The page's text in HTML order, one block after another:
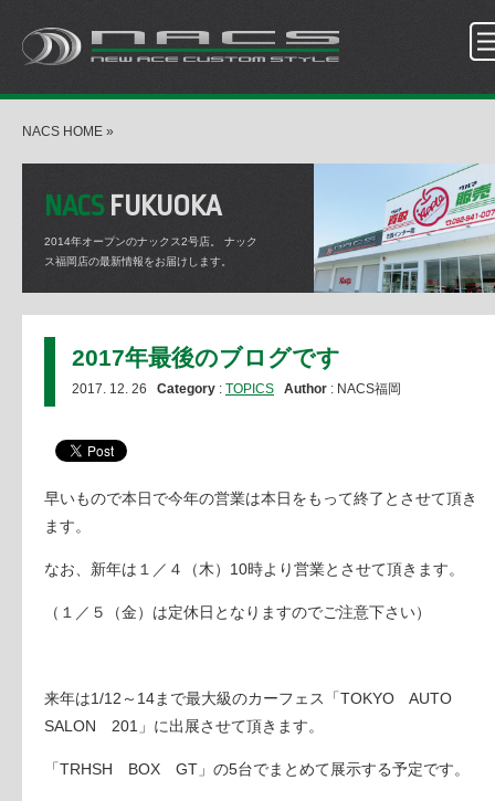
NACS HOME »
NACSFUKUOKA
2014年オープンのナックス2号店。
ナック
ス福岡店の最新情報をお届けします。
2017年最後のブログです
2017. 12. 26 Category : TOPICS Author : NACS福岡
早いもので本日で今年の営業は本日をもって終了とさせて頂き
ます。
なお、新年は１／４（木）10時より営業とさせて頂きます。
（１／５（金）は定休日となりますのでご注意下さい）
来年は1/12～14まで最大級のカーフェス「TOKYO AUTO
SALON 201」に出展させて頂きます。
「TRHSH BOX GT」の5台でまとめて展示する予定です。